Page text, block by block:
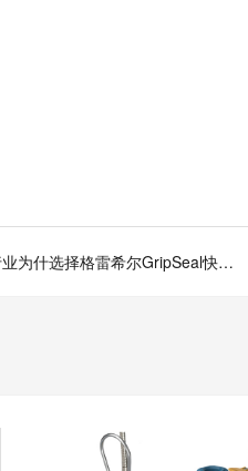
汽车行业为什选择格雷希尔GripSeal快速连接器？